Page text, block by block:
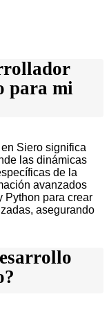
para mi
Siero significa
las dinámicas
de la
avanzados
Python para crear
asegurando